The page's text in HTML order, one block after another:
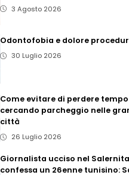
3 Agosto 2026
Odontofobia e dolore
30 Luglio 2026
Come evitare di perdere tempo
cercando parcheggio nelle
città
26 Luglio 2026
Giornalista ucciso nel
confessa un 26enne tunisino: